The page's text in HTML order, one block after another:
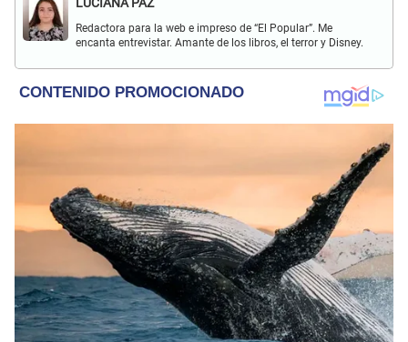
Redactora para la web e impreso de “El Popular”. Me
encanta entrevistar. Amante de los libros, el terror y Disney.